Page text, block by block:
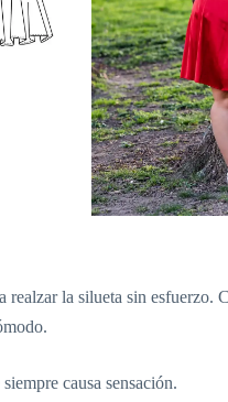
realzar la silueta sin
causa sensación.